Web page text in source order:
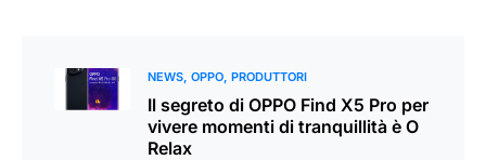
NEWS OPPO PRODUTTORI
Il segreto di OPPO Find X5 Pro per
vivere momenti di tranquillità è O
Relax